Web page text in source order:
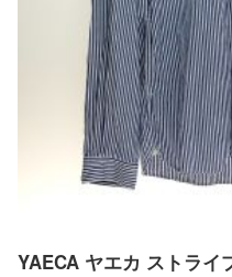
YAECA ヤエカ ストライ